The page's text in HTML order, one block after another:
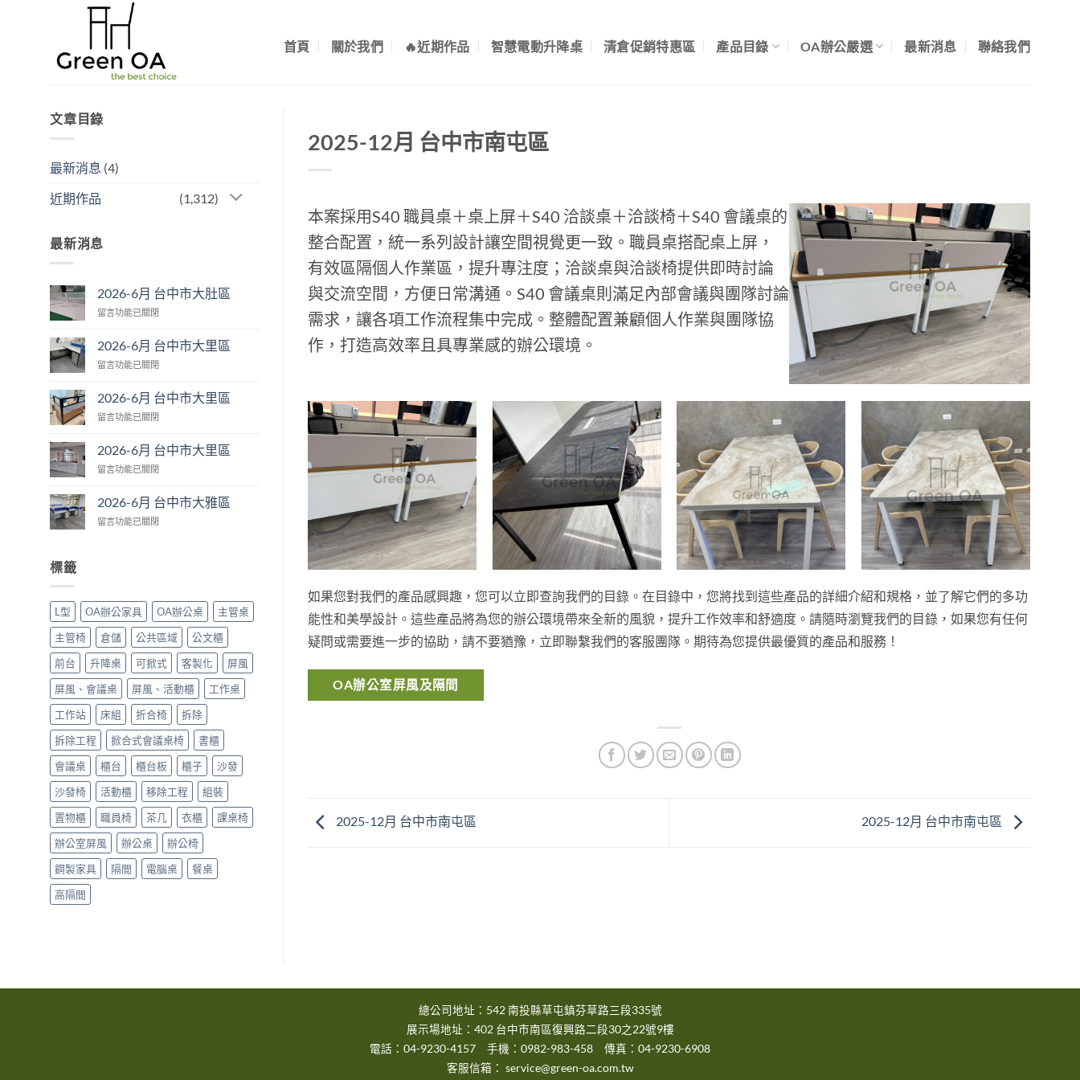
首頁 關於我們 🔥近期作品 智慧電動升降桌 清倉促銷特惠區 產品目錄 OA辦公嚴選 最新消息 聯絡我們
文章目錄
最新消息 (4)
近期作品 (1,312)
最新消息
2026-6月 台中市大肚區
在
月
台
市
肚
中
留言功能已關閉
2026-6月 台中市大里區
在
月
台
市
里
中
留言功能已關閉
2026-6月 台中市大里區
在
月
台
市
里
留言功能已關閉
2026-6月 台中市大里區
在
月
台
中
留言功能已關閉
2026-6月 台中市大雅區
在
市
大
雅
區〉
中
留言功能已關閉
標籤
L型 OA辦公家具 OA辦公桌
主管桌
主管椅
倉儲 公共區域
公文櫃
前台
升降桌 可掀式 客製化
屏風
屏風、會議桌
屏風、活動櫃
工作桌
工作站
床組 折合椅
拆除
拆除工程
掀合式會議桌椅
書櫃
會議桌
櫃台 櫃台板 櫃子
沙發
沙發椅
活動櫃 移除工程
組裝
置物櫃
職員椅 茶几 衣櫃
課桌椅
辦公室屏風
辦公桌
辦公椅
鋼製家具
隔間 電腦桌
餐桌
高隔間
2025-12月 台中市南屯區
本案採用S40 職員桌＋桌上屏＋S40 洽談桌＋洽談椅＋S40 會議桌的
整合配置，統一系列設計讓空間視覺更一致。職員桌搭配桌上屏，
有效區隔個人作業區，提升專注度；洽談桌與洽談椅提供即時討論
與交流空間，方便日常溝通。S40 會議桌則滿足內部會議與團隊討論
需求，讓各項工作流程集中完成。整體配置兼顧個人作業與團隊協
作，打造高效率且具專業感的辦公環境。
如果您對我們的產品感興趣，您可以立即查詢我們的目錄。在目錄中，您將找到這些產品的詳細介紹和規格，並了解它們的多功
能性和美學設計。這些產品將為您的辦公環境帶來全新的風貌，提升工作效率和舒適度。請隨時瀏覽我們的目錄，如果您有任何
疑問或需要進一步的協助，請不要猶豫，立即聯繫我們的客服團隊。期待為您提供最優質的產品和服務！
OA辦公室屏風及隔間
2025-12月 台中市南屯區 2025-12月 台中市南屯區
總公司地址：542 南投縣草屯鎮芬草路三段335號
展示場地址：402 台中市南區復興路二段30之22號9樓
電話：04-9230-4157 手機：0982-983-458 傳真：04-9230-6908
客服信箱： service@green-oa.com.tw